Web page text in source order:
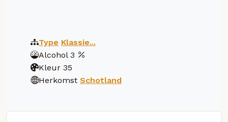
Type Klassie...
Alcohol 3
Kleur 35
Herkomst Schotland